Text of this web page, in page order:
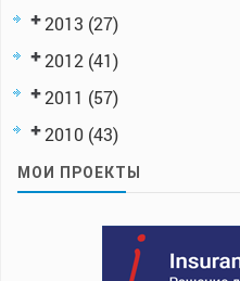
2013 (27)
2012 (41)
2011 (57)
2010 (43)
МОИ ПРОЕКТЫ